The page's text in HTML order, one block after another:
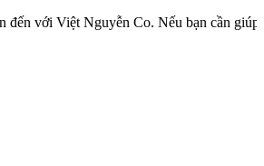
Việt Nguyễn Co. Nếu bạn cần giúp đỡ hãy